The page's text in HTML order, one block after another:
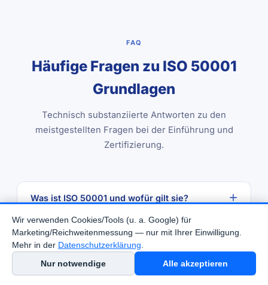
FAQ
Häufige Fragen zu ISO 50001
Grundlagen
Technisch substanziierte Antworten zu den
meistgestellten Fragen bei der Einführung und
Zertifizierung.
Was ist ISO 50001 und wofür gilt sie?
ISO 50001:2018 legt Anforderungen an ein
Energiemanagementsystem (EnMS) fest. Sie gilt für
alle Organisationen unabhängig von Branche, Größe
oder Art der genutzten Energie. Ziel ist die
Welche Kapitel umfasst die HLS-Struktur der
ISO 50001:2018?
ISO 50001:2018 folgt der High-Level-Structure mit
Was ist eine Energieleistungskennzahl (EnPI)?
Wir verwenden Cookies/Tools (u. a. Google) für
Marketing/Reichweitenmessung — nur mit Ihrer Einwilligung.
Mehr in der Datenschutzerklärung
Nur notwendige
Alle akzeptieren
Kontakt aufnehmen